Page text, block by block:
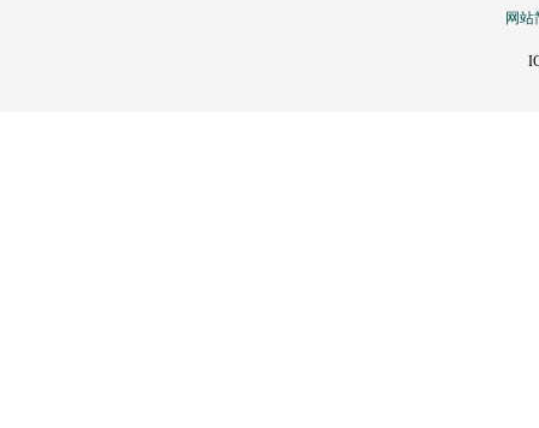
网站